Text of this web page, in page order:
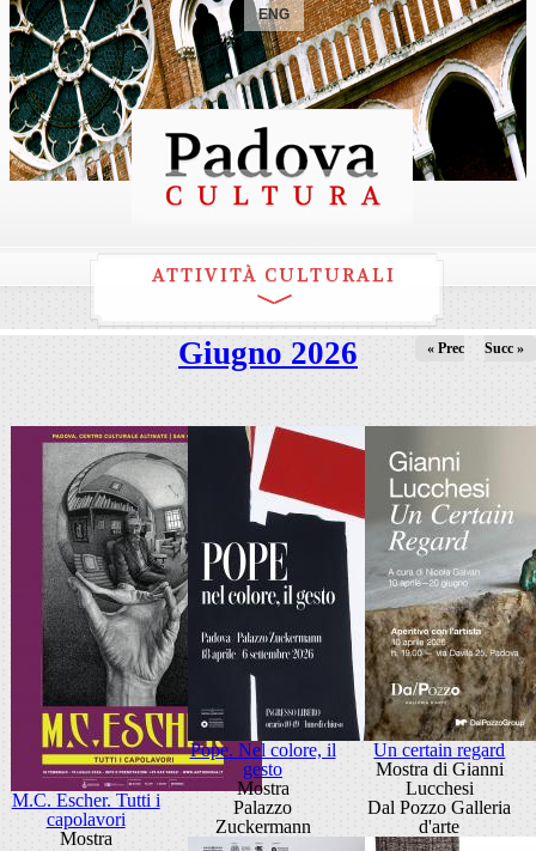
ENG
ATTIVITÀ CULTURALI
Giugno 2026 « Prec Succ »
M.C. Escher. Tutti i
capolavori
Mostra
Pope. Nel colore, il
gesto
Mostra
Palazzo
Zuckermann
Un certain regard
Mostra di Gianni
Lucchesi
Dal Pozzo Galleria
d'arte